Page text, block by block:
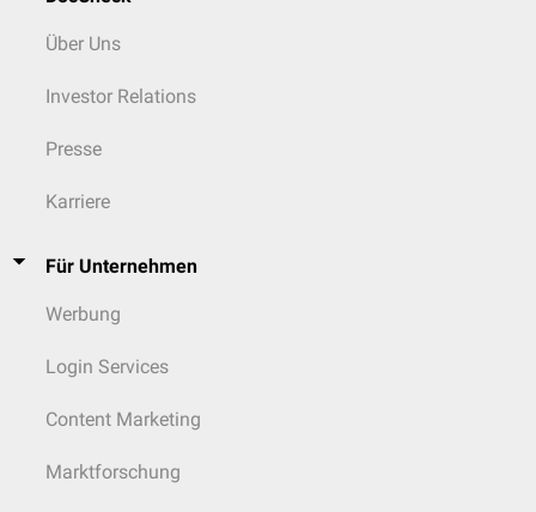
Über Uns
Investor Relations
Presse
Karriere
Für Unternehmen
Werbung
Login Services
Content Marketing
Marktforschung